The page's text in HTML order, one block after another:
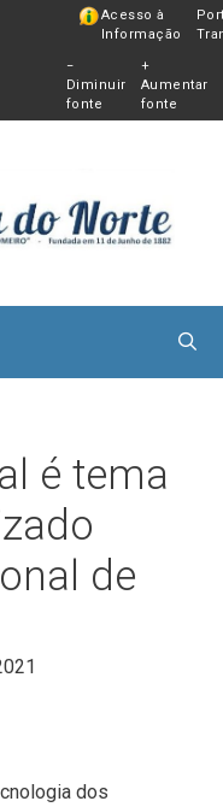
Pular
para
Acesso à
Informação
−
Diminuir
fonte
+
Aumentar
fonte
é tema
de
dos